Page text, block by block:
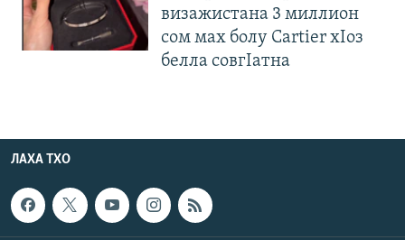
визажистана 3 миллион
сом мах болу Cartier хIоз
белла совгIатна
ЛАХА ТХО